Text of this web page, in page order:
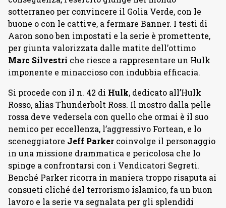
sotterraneo per convincere il Golia Verde, con le
buone o con le cattive, a fermare Banner. I testi di
Aaron sono ben impostati e la serie è promettente,
per giunta valorizzata dalle matite dell’ottimo
Marc Silvestri che riesce a rappresentare un Hulk
imponente e minaccioso con indubbia efficacia.
Si procede con il n. 42 di Hulk, dedicato all’Hulk
Rosso, alias Thunderbolt Ross. Il mostro dalla pelle
rossa deve vedersela con quello che ormai è il suo
nemico per eccellenza, l’aggressivo Fortean, e lo
sceneggiatore Jeff Parker coinvolge il personaggio
in una missione drammatica e pericolosa che lo
spinge a confrontarsi con i Vendicatori Segreti.
Benché Parker ricorra in maniera troppo risaputa ai
consueti cliché del terrorismo islamico, fa un buon
lavoro e la serie va segnalata per gli splendidi